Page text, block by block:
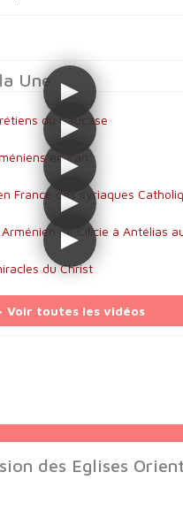
Une
du Caucase
en Iran
France des syriaques
de Cilicie à Antélias
du Christ
Voir toutes les vidéos
des Eglises